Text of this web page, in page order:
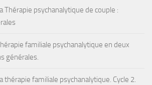
Thérapie psychanalytique de couple :
familiale psychanalytique en deux
générales.
thérapie familiale psychanalytique. Cycle 2.